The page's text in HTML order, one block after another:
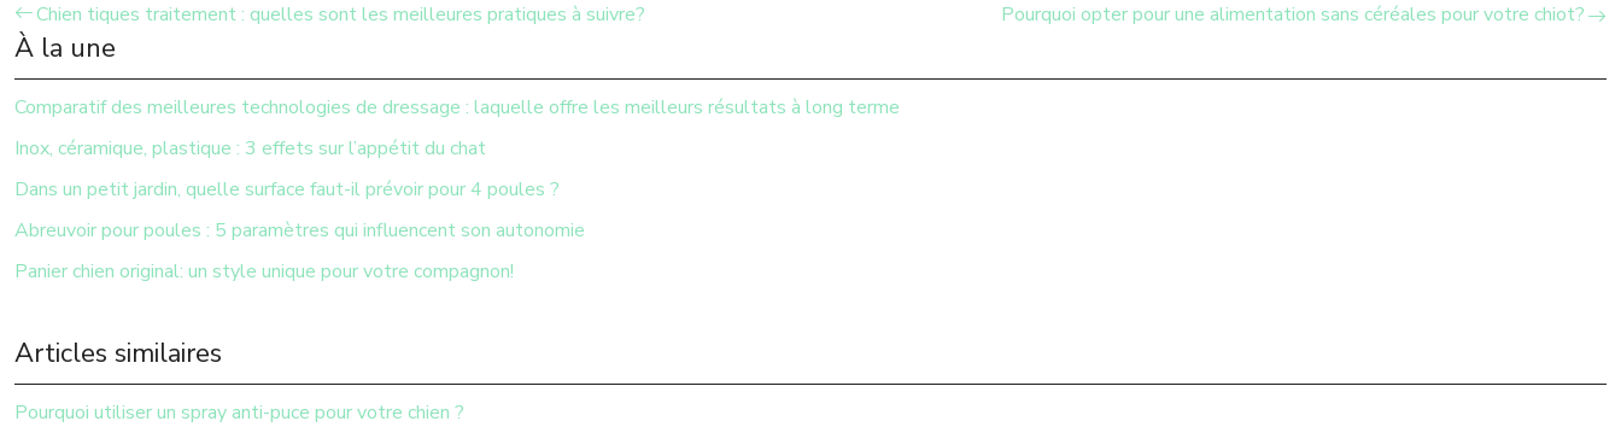
Chien tiques traitement : quelles sont les meilleures pratiques à suivre? Pourquoi opter pour une alimentation sans céréales pour votre chiot?
À la une
Comparatif des meilleures technologies de dressage : laquelle offre les meilleurs résultats à long terme
Inox, céramique, plastique : 3 effets sur l’appétit du chat
Dans un petit jardin, quelle surface faut-il prévoir pour 4 poules ?
Abreuvoir pour poules : 5 paramètres qui influencent son autonomie
Panier chien original: un style unique pour votre compagnon!
Articles similaires
Pourquoi utiliser un spray anti-puce pour votre chien ?